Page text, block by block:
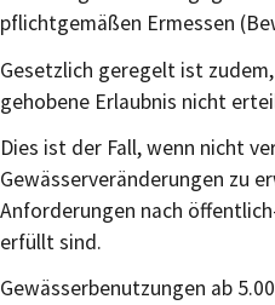
pflichtgemäßen Ermessen
Gesetzlich geregelt ist
gehobene Erlaubnis nicht
Dies ist der Fall, wenn nicht
Gewässerveränderungen zu
Anforderungen nach
erfüllt sind.
Gewässerbenutzungen ab